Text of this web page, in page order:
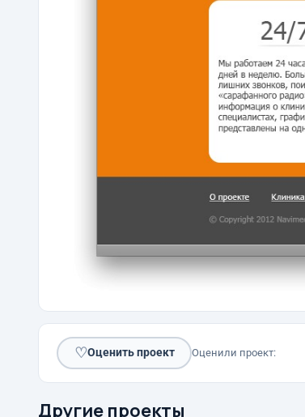
♡Оценить проект Оценили проект:
Другие проекты